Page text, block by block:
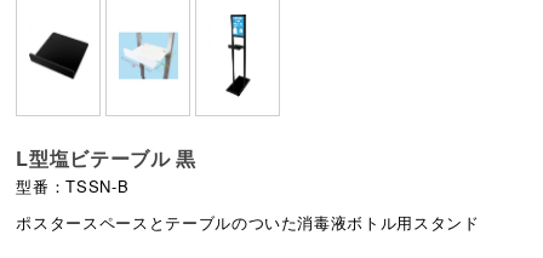
L型塩ビテーブル 黒
型番：TSSN-B
ポスタースペースとテーブルのついた消毒液ボトル用スタンド